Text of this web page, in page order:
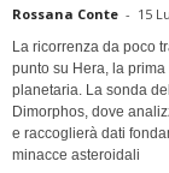
Rossana Conte - 15
La ricorrenza da poco
punto su Hera, la
planetaria. La sonda
Dimorphos, dove
e raccoglierà dati
minacce asteroidali